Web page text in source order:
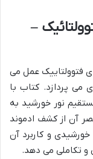
–
فتوولتاییک عمل می
می پردازد. کتاب با
نور خورشید به
آن از کشف ادموند
های خورشیدی و کاربرد آن
و تکاملی می دهد.